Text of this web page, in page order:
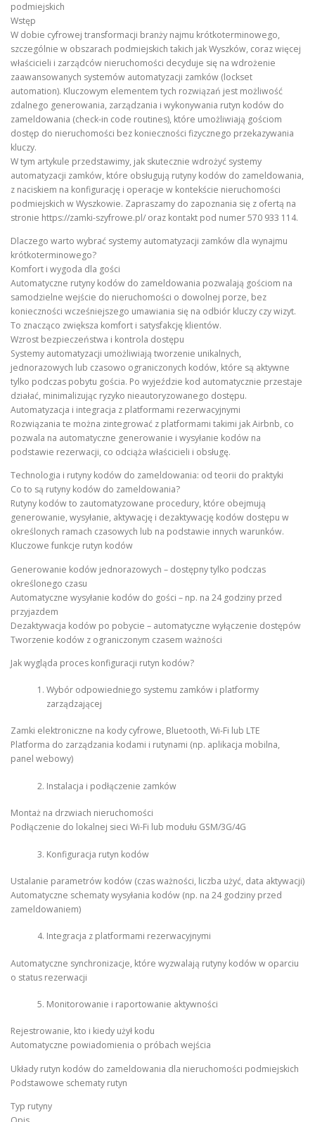
podmiejskich
Wstęp
W dobie cyfrowej transformacji branży najmu krótkoterminowego,
szczególnie w obszarach podmiejskich takich jak Wyszków, coraz więcej
właścicieli i zarządców nieruchomości decyduje się na wdrożenie
zaawansowanych systemów automatyzacji zamków (lockset
automation). Kluczowym elementem tych rozwiązań jest możliwość
zdalnego generowania, zarządzania i wykonywania rutyn kodów do
zameldowania (check-in code routines), które umożliwiają gościom
dostęp do nieruchomości bez konieczności fizycznego przekazywania
kluczy.
W tym artykule przedstawimy, jak skutecznie wdrożyć systemy
automatyzacji zamków, które obsługują rutyny kodów do zameldowania,
z naciskiem na konfigurację i operacje w kontekście nieruchomości
podmiejskich w Wyszkowie. Zapraszamy do zapoznania się z ofertą na
stronie https://zamki-szyfrowe.pl/ oraz kontakt pod numer 570 933 114.
Dlaczego warto wybrać systemy automatyzacji zamków dla wynajmu
krótkoterminowego?
Komfort i wygoda dla gości
Automatyczne rutyny kodów do zameldowania pozwalają gościom na
samodzielne wejście do nieruchomości o dowolnej porze, bez
konieczności wcześniejszego umawiania się na odbiór kluczy czy wizyt.
To znacząco zwiększa komfort i satysfakcję klientów.
Wzrost bezpieczeństwa i kontrola dostępu
Systemy automatyzacji umożliwiają tworzenie unikalnych,
jednorazowych lub czasowo ograniczonych kodów, które są aktywne
tylko podczas pobytu gościa. Po wyjeździe kod automatycznie przestaje
działać, minimalizując ryzyko nieautoryzowanego dostępu.
Automatyzacja i integracja z platformami rezerwacyjnymi
Rozwiązania te można zintegrować z platformami takimi jak Airbnb, co
pozwala na automatyczne generowanie i wysyłanie kodów na
podstawie rezerwacji, co odciąża właścicieli i obsługę.
Technologia i rutyny kodów do zameldowania: od teorii do praktyki
Co to są rutyny kodów do zameldowania?
Rutyny kodów to zautomatyzowane procedury, które obejmują
generowanie, wysyłanie, aktywację i dezaktywację kodów dostępu w
określonych ramach czasowych lub na podstawie innych warunków.
Kluczowe funkcje rutyn kodów
Generowanie kodów jednorazowych – dostępny tylko podczas
określonego czasu
Automatyczne wysyłanie kodów do gości – np. na 24 godziny przed
przyjazdem
Dezaktywacja kodów po pobycie – automatyczne wyłączenie dostępów
Tworzenie kodów z ograniczonym czasem ważności
Jak wygląda proces konfiguracji rutyn kodów?
Wybór odpowiedniego systemu zamków i platformy
zarządzającej
Zamki elektroniczne na kody cyfrowe, Bluetooth, Wi-Fi lub LTE
Platforma do zarządzania kodami i rutynami (np. aplikacja mobilna,
panel webowy)
Instalacja i podłączenie zamków
Montaż na drzwiach nieruchomości
Podłączenie do lokalnej sieci Wi-Fi lub modułu GSM/3G/4G
Konfiguracja rutyn kodów
Ustalanie parametrów kodów (czas ważności, liczba użyć, data aktywacji)
Automatyczne schematy wysyłania kodów (np. na 24 godziny przed
zameldowaniem)
Integracja z platformami rezerwacyjnymi
Automatyczne synchronizacje, które wyzwalają rutyny kodów w oparciu
o status rezerwacji
Monitorowanie i raportowanie aktywności
Rejestrowanie, kto i kiedy użył kodu
Automatyczne powiadomienia o próbach wejścia
Układy rutyn kodów do zameldowania dla nieruchomości podmiejskich
Podstawowe schematy rutyn
Typ rutyny